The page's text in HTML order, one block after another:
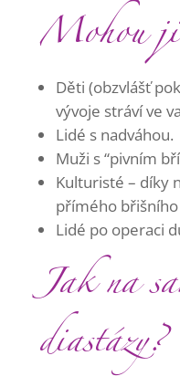
Mohou
Děti (obzvlášť
vývoje stráví ve
Lidé s nadváhou.
Muži s “pivním
Kulturisté – díky
přímého břišního
Lidé po operaci
Jak na
diastázy?